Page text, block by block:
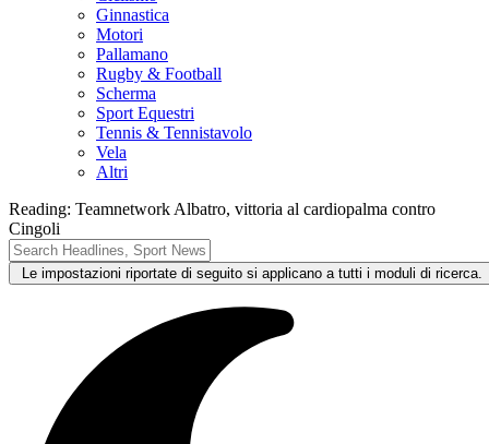
Ginnastica
Motori
Pallamano
Rugby & Football
Scherma
Sport Equestri
Tennis & Tennistavolo
Vela
Altri
Reading: Teamnetwork Albatro, vittoria al cardiopalma contro
Cingoli